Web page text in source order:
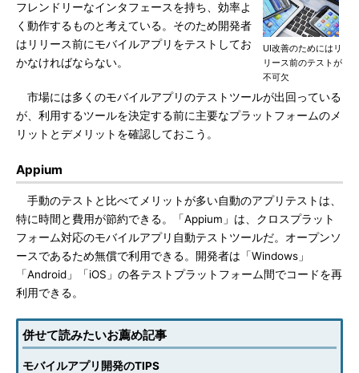
UI改善のためにはリ
リース前のテストが
不可欠
フレンドリーなインタフェースを持ち、効率よ
く動作するものと考えている。そのため開発者
はリリース前にモバイルアプリをテストしてお
かなければならない。
市場には多くのモバイルアプリのテストツールが出回っている
が、利用するツールを決定する前に主要なプラットフォームのメ
リットとデメリットを確認しておこう。
Appium
手動のテストと比べてメリットが多い自動のアプリテストは、
特に時間と費用が節約できる。「Appium」は、クロスプラット
フォーム対応のモバイルアプリ自動テストツールだ。オープンソ
ースであるため無償で利用できる。開発者は「Windows」
「Android」「iOS」の各テストプラットフォーム間でコードを再
利用できる。
併せて読みたいお薦め記事
モバイルアプリ開発のTIPS